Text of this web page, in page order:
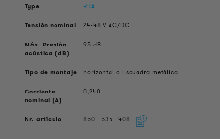
RBA
24-48 V AC/DC
95 dB
horizontal o Escuadra metálica
0,240
850 535 408